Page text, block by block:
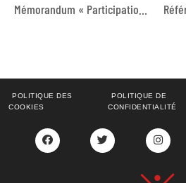
POLITIQUE DES
COOKIES
POLITIQUE DE
CONFIDENTIALITÉ